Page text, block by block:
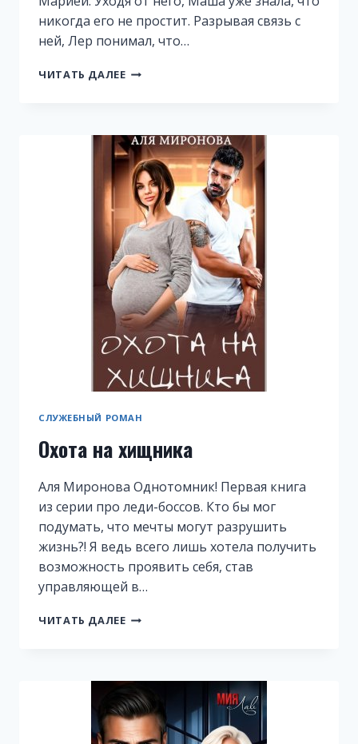
никогда его не простит. Разрывая связь с
ней, Лер понимал, что…
ЧИТАТЬ ДАЛЕЕ ОСОБОЕ
СЛУЖЕБНЫЙ РОМАН
Охота на хищника
Аля Миронова Однотомник! Первая книга
из серии про леди-боссов. Кто бы мог
подумать, что мечты могут разрушить
жизнь?! Я ведь всего лишь хотела получить
возможность проявить себя, став
управляющей в…
ЧИТАТЬ ДАЛЕЕ ОХОТА